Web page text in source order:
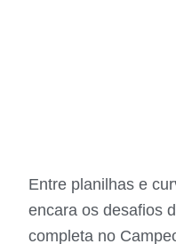
Entre planilhas e
encara os desafios
completa no